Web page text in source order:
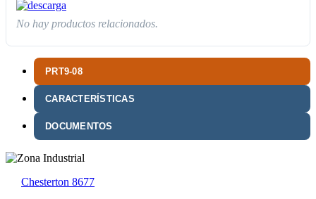
PRT9-08
CARACTERÍSTICAS
DOCUMENTOS
No hay productos relacionados.
Chesterton 8677